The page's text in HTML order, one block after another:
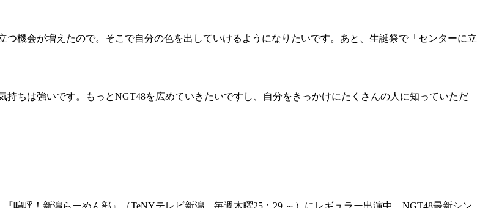
機会が増えたので。そこで自分の色を出していけるようになりたいです。あと、生誕祭で「センターに立
ちは強いです。もっとNGT48を広めていきたいですし、自分をきっかけにたくさんの人に知っていただ